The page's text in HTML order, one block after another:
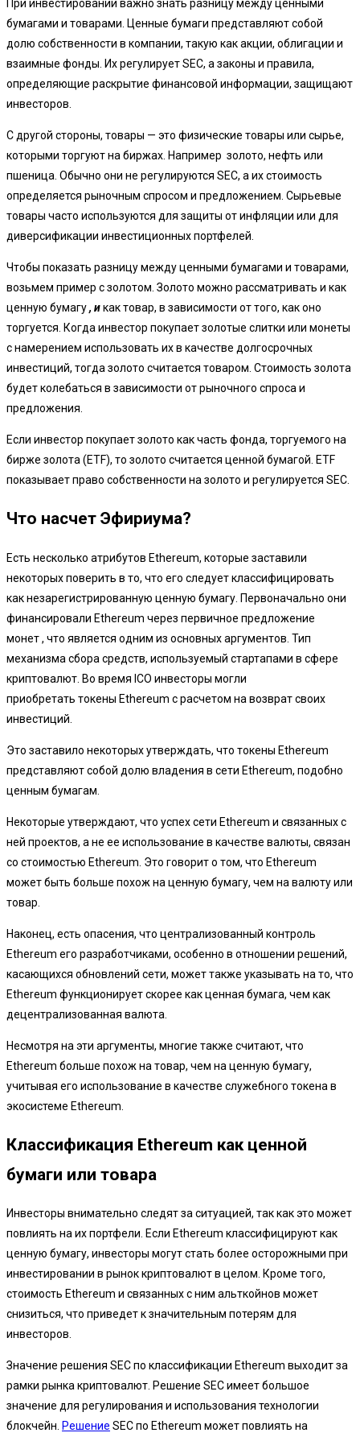
При инвестировании важно знать разницу между ценными
бумагами и товарами. Ценные бумаги представляют собой
долю собственности в компании, такую ​​как акции, облигации и
взаимные фонды. Их регулирует SEC, а законы и правила,
определяющие раскрытие финансовой информации, защищают
инвесторов.
С другой стороны, товары — это физические товары или сырье,
которыми торгуют на биржах. Например золото, нефть или
пшеница. Обычно они не регулируются SEC, а их стоимость
определяется рыночным спросом и предложением. Сырьевые
товары часто используются для защиты от инфляции или для
диверсификации инвестиционных портфелей.
Чтобы показать разницу между ценными бумагами и товарами,
возьмем пример с золотом. Золото можно рассматривать и как
ценную бумагу, икак товар, в зависимости от того, как оно
торгуется. Когда инвестор покупает золотые слитки или монеты
с намерением использовать их в качестве долгосрочных
инвестиций, тогда золото считается товаром. Стоимость золота
будет колебаться в зависимости от рыночного спроса и
предложения.
Если инвестор покупает золото как часть фонда, торгуемого на
бирже золота (ETF), то золото считается ценной бумагой. ETF
показывает право собственности на золото и регулируется SEC.
Что насчет Эфириума?
Есть несколько атрибутов Ethereum, которые заставили
некоторых поверить в то, что его следует классифицировать
как незарегистрированную ценную бумагу. Первоначально они
финансировали Ethereum через первичное предложение
монет , что является одним из основных аргументов. Тип
механизма сбора средств, используемый стартапами в сфере
криптовалют. Во время ICO инвесторы могли
приобретать токены Ethereum с расчетом на возврат своих
инвестиций.
Это заставило некоторых утверждать, что токены Ethereum
представляют собой долю владения в сети Ethereum, подобно
ценным бумагам.
Некоторые утверждают, что успех сети Ethereum и связанных с
ней проектов, а не ее использование в качестве валюты, связан
со стоимостью Ethereum. Это говорит о том, что Ethereum
может быть больше похож на ценную бумагу, чем на валюту или
товар.
Наконец, есть опасения, что централизованный контроль
Ethereum его разработчиками, особенно в отношении решений,
касающихся обновлений сети, может также указывать на то, что
Ethereum функционирует скорее как ценная бумага, чем как
децентрализованная валюта.
Несмотря на эти аргументы, многие также считают, что
Ethereum больше похож на товар, чем на ценную бумагу,
учитывая его использование в качестве служебного токена в
экосистеме Ethereum.
Классификация Ethereum как ценной
бумаги или товара
Инвесторы внимательно следят за ситуацией, так как это может
повлиять на их портфели. Если Ethereum классифицируют как
ценную бумагу, инвесторы могут стать более осторожными при
инвестировании в рынок криптовалют в целом. Кроме того,
стоимость Ethereum и связанных с ним альткойнов может
снизиться, что приведет к значительным потерям для
инвесторов.
Значение решения SEC по классификации Ethereum выходит за
рамки рынка криптовалют. Решение SEC имеет большое
значение для регулирования и использования технологии
блокчейн. Решение SEC по Ethereum может повлиять на